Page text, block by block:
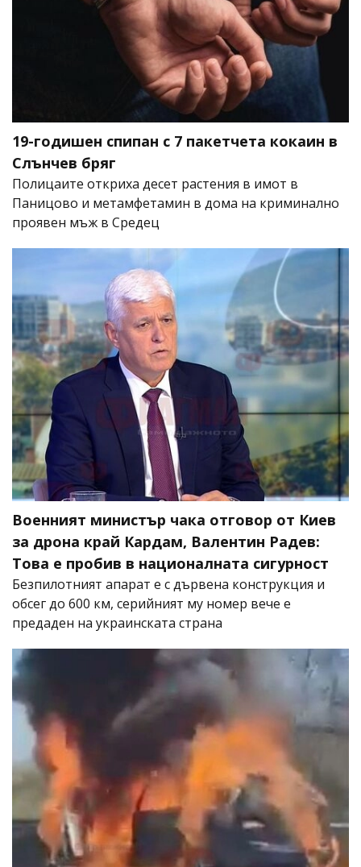
19-годишен спипан с 7 пакетчета кокаин в
Слънчев бряг
Полицаите откриха десет растения в имот в
Паницово и метамфетамин в дома на криминално
проявен мъж в Средец
Военният министър чака отговор от Киев
за дрона край Кардам, Валентин Радев:
Това е пробив в националната сигурност
Безпилотният апарат е с дървена конструкция и
обсег до 600 км, серийният му номер вече е
предаден на украинската страна